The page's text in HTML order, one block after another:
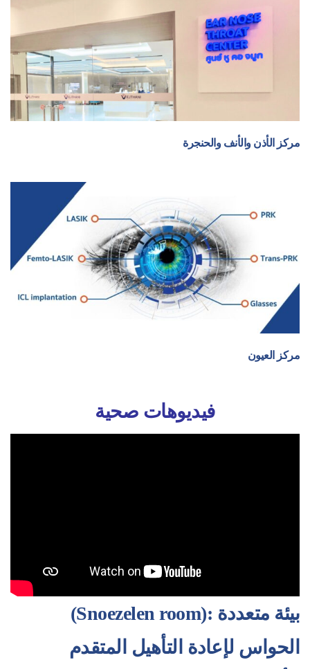
مركز الأذن والأنف والحنجرة
مركز العيون
فيديوهات صحية
(Snoezelen room): بيئة متعددة
الحواس لإعادة التأهيل المتقدم